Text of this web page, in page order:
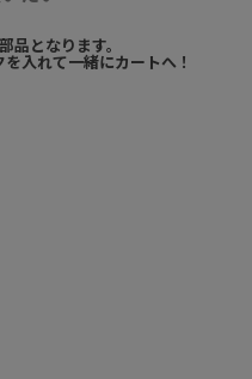
品となります。
入れて一緒にカートへ！